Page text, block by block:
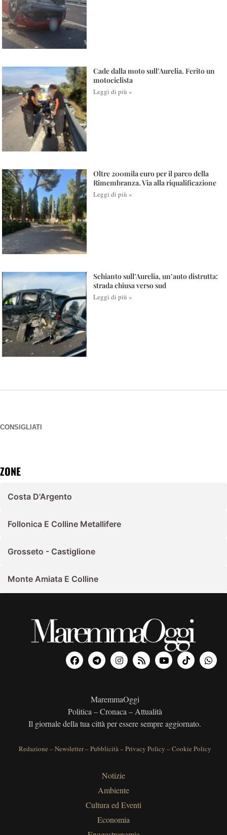
Cade dalla moto sull’Aurelia. Ferito un
motociclista
Leggi di più »
Oltre 200mila euro per il parco della
Rimembranza. Via alla riqualificazione
Leggi di più »
Schianto sull’Aurelia, un’auto distrutta:
strada chiusa verso sud
Leggi di più »
CONSIGLIATI
ZONE
Costa D'Argento
Follonica E Colline Metallifere
Grosseto - Castiglione
Monte Amiata E Colline
MaremmaOggi
Politica – Cronaca – Attualità
Il giornale della tua città per essere sempre aggiornato.
Redazione –Newsletter–Pubblicità–Privacy Policy –Cookie Policy
Notizie
Ambiente
Cultura ed Eventi
Economia